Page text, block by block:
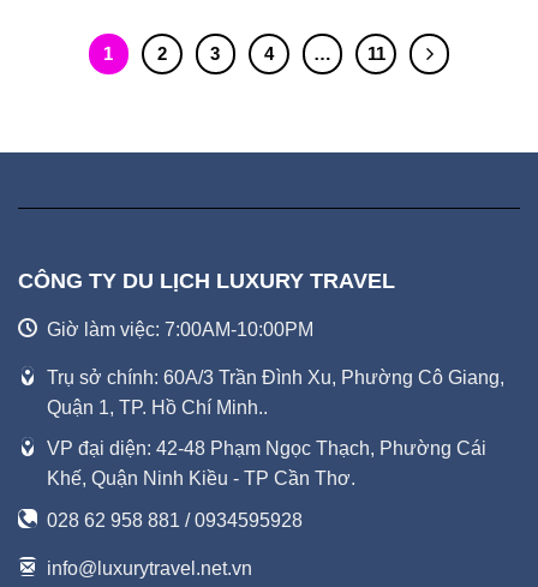
1 2 3 4 … 11
CÔNG TY DU LỊCH LUXURY TRAVEL
Giờ làm việc: 7:00AM-10:00PM
Trụ sở chính: 60A/3 Trần Đình Xu, Phường Cô Giang,
Quận 1, TP. Hồ Chí Minh..
VP đại diện: 42-48 Phạm Ngọc Thạch, Phường Cái
Khế, Quận Ninh Kiều - TP Cần Thơ.
028 62 958 881 / 0934595928
info@luxurytravel.net.vn